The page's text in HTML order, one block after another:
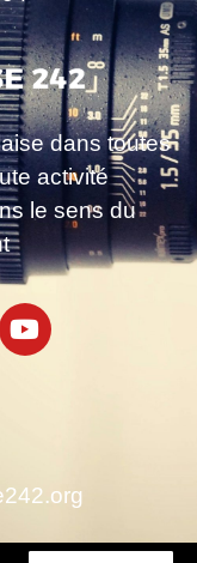
dans toutes
activité
le sens du